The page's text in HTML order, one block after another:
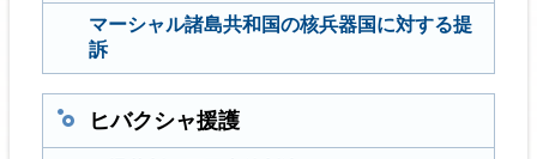
マーシャル諸島共和国の核兵器国に対する提
訴
ヒバクシャ援護